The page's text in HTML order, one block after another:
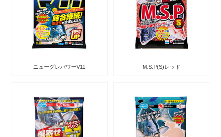
ニューグレパワーV11 M.S.P(S)レッド